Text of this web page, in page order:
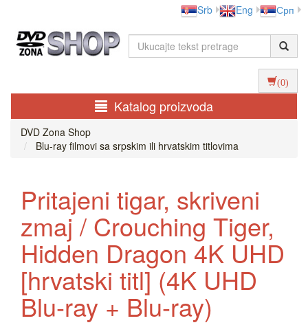
Srb Eng Срп
(0)
Katalog proizvoda
DVD Zona Shop
Blu-ray filmovi sa srpskim ili hrvatskim titlovima
Pritajeni tigar, skriveni
zmaj / Crouching Tiger,
Hidden Dragon 4K UHD
[hrvatski titl] (4K UHD
Blu-ray + Blu-ray)